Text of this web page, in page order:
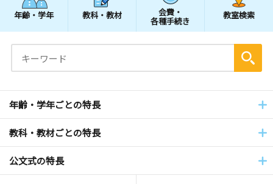
年齢・学年 教科・教材 会費・
各種手続き
教室検索
年齢・学年ごとの特長
教科・教材ごとの特長
公文式の特長